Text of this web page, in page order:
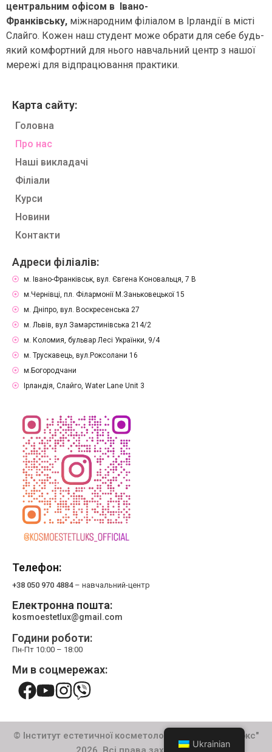
центральним офісом в Івано-
Франківську, міжнародним філіалом в Ірландії в місті
Слайго. Кожен наш студент може обрати для себе будь-
який комфортний для нього навчальний центр з нашої
мережі для відпрацювання практики.
Карта сайту:
Головна
Про нас
Наші викладачі
Філіали
Курси
Новини
Контакти
Адреси філіалів:
м. Івано-Франківськ, вул. Євгена Коновальця, 7 В
м.Чернівці, пл. Філармонії М.Заньковецької 15
м. Дніпро, вул. Воскресенська 27
м. Львів, вул Замарстинівська 214/2
м. Коломия, бульвар Лесі Українки, 9/4
м. Трускавець, вул.Роксолани 16
м.Богородчани
Ірландія, Слайго, Water Lane Unit 3
Телефон:
+38 050 970 4884– навчальний-центр
Електронна пошта:
kosmoestetlux@gmail.com
Години роботи:
Пн-Пт 10:00 – 18:00
Ми в соцмережах:
© Інститут естетичної косметології "Космоестетлюкс"
Ukrainian